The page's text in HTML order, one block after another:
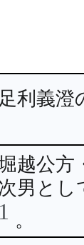
足利義澄
越公方
男とし
1 。